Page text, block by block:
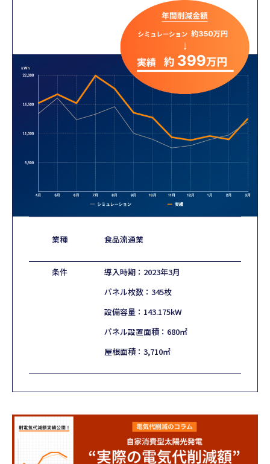
業種 食品流通業
条件
導入時期：2023年3月
パネル枚数：345枚
設備容量：143.175kW
パネル設置面積：680㎡
屋根面積：3,710㎡